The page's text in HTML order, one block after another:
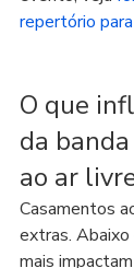
repertório
O que
da
ao ar
Casamentos
extras.
mais